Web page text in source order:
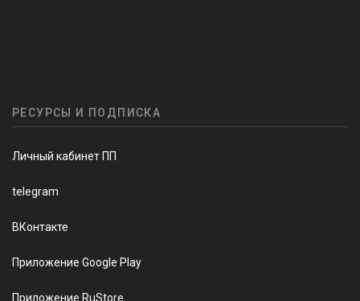
РЕСУРСЫ И ПОДПИСКА
Личный кабинет ПП
telegram
ВКонтакте
Приложение Google Play
Приложение RuStore